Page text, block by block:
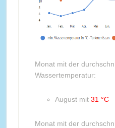
Monat mit der durchschn.
Wassertemperatur:
August mit 31 °C
Monat mit der durchschn.